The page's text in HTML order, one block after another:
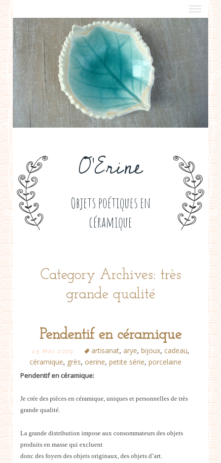
O'Erine
Objets poétiques en
céramique
a propos
boutiques de créateurs
contact
politique de confidentialité
Category Archives: très
grande qualité
Pendentif en céramique
25 MAI 2009 artisanat, arye, bijoux, cadeau,
céramique, grès, oerine, petite série, porcelaine
Pendentif en céramique:
Je crée des pièces en céramique, uniques et personnelles de très
grande qualité.
La grande distribution impose aux consommateurs des objets
produits en masse qui excluent
donc des foyers des objets originaux, des objets d’art.